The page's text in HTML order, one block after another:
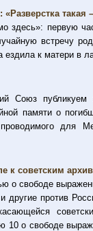
такая
здесь»: первую
встречу
к матери в
Союз
памяти о
для
к советским
о свободе
другие против
10 о свободе